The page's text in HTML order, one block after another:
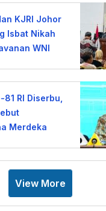
KJRI Johor
Isbat Nikah
WNI
81 RI Diserbu,
Merdeka
View More